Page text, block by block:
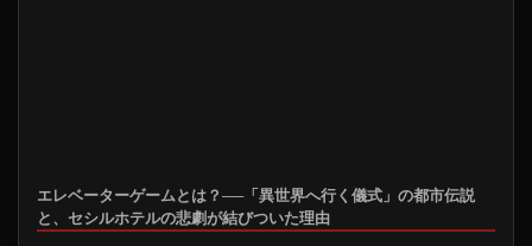
エレベーターゲームとは？──「異世界へ行く儀式」の都市伝説
と、セシルホテルの悲劇が結びついた理由